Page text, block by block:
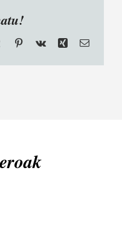
TumblrPinterest
Vk Xing Email